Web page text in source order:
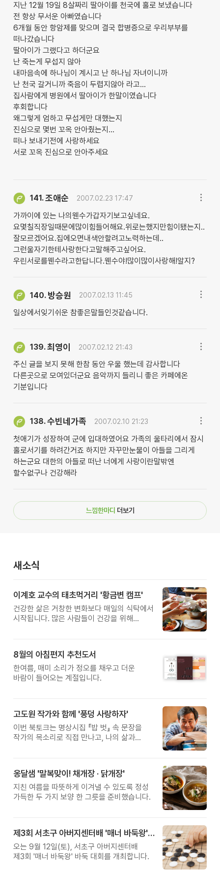
지난 12월 19일 8살짜리 딸아이를 천국에 홀로 보냈습니다
전 항상 무서운 아빠였습니다
6개월 동안 항암제를 맞으며 결국 합병증으로 우리부부를
떠나갔습니다
딸아이가 그랬다고 하더군요
난 죽는게 무섭지 않아
내마음속에 하나님이 계시고 난 하나님 자녀이니까
난 천국 갈거니까 죽음이 두렵지않아 라고...
집사람에게 병원에서 딸아이가 한말이였습니다
후회합니다
왜그렇게 엄하고 무섭게만 대했는지
진심으로 몇번 꼬옥 안아줬는지...
떠나 보내기전에 사랑하세요
서로 꼬옥 진심으로 안아주세요
141.조애순 2007.02.23 17:47
가까이에 있는 나의웬수가갑자기보고싶네요.
요몇칠직장일때문에많이힘들어해요.위로는했지만힘이됐는지..
잘모르겠어요.집에오면내색안할려고노력하는데..
그런울자기한테사랑한다고말해주고싶어요.
우린서로를웬수라고한답니다.웬수야!많이많이사랑해!알지?
140. 방승원 2007.02.13 11:45
일상에서잊기쉬운 참좋은말들인것같습니다.
139.최영이 2007.02.12 21:43
주신 글을 보지 못해 한참 동안 우울 했는데 감사합니다
다른곳으로 모여있더군요 음악까지 들리니 좋은 카페에온
기분입니다
138.수빈네가족 2007.02.10 21:23
첫애기가 성장하여 군에 입대하였어요 가족의 울타리에서 잠시
홀로서기를 하려간거죠 하지만 자꾸만눈물이 아들을 그리게
하는군요 대한의 아들로 떠난 너에게 사랑이란말밖엔
할수없구나 건강해라
느낌한마디 더보기
새소식
이계호 교수의 태초먹거리 '황금변 캠프'
건강한 삶은 거창한 변화보다 매일의 식탁에서
시작됩니다. 많은 사람들이 건강을 위해
받은 이계호 교수와 함께하는 태초먹거리
황금변 캠프
8월의 아침편지 추천도서
한여름, 매미 소리가 정오를 채우고 더운
바람이 들어오는 계절입니다.
고도원 작가와 함께 '풍덩 사랑하자'
이번 북토크는 명상시집 『밥 벗』 속 문장을
작가의 목소리로 직접 만나고, 나의 삶과
옹달샘 '말복맞이! 채개장 · 닭개장'
지친 여름을 따뜻하게 이겨낼 수 있도록 정성
가득한 두 가지 보양 한 그릇을 준비했습니다.
제3회 서초구 아버지센터배 '매너 바둑왕' 대회
오는 9월 12일(토), 서초구 아버지센터배
제3회 '매너 바둑왕' 바둑 대회를 개최합니다.